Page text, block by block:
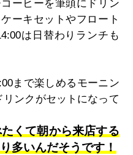
ーヒーを筆頭にドリン
ーキセットやフロート
は日替わりランチも
まで楽しめるモーニン
ンクがセットになって
くて朝から来店する
多いんだそうです！